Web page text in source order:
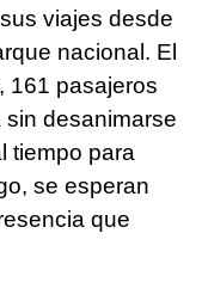
viajes desde
nacional. El
161 pasajeros
desanimarse
tiempo para
se esperan
que